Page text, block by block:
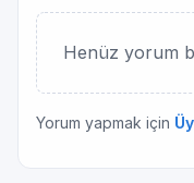
Henüz yorum
Yorum yapmak için